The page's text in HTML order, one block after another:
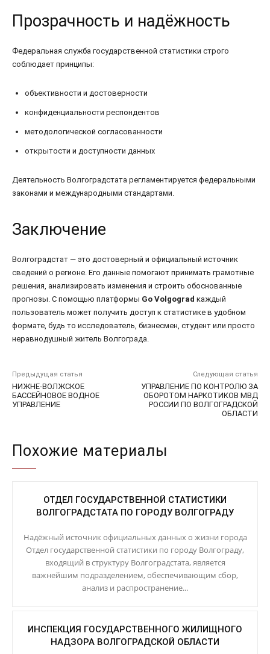
Прозрачность и надёжность
Федеральная служба государственной статистики строго
соблюдает принципы:
объективности и достоверности
конфиденциальности респондентов
методологической согласованности
открытости и доступности данных
Деятельность Волгоградстата регламентируется федеральными
законами и международными стандартами.
Заключение
Волгоградстат — это достоверный и официальный источник
сведений о регионе. Его данные помогают принимать грамотные
решения, анализировать изменения и строить обоснованные
прогнозы. С помощью платформы Go Volgograd каждый
пользователь может получить доступ к статистике в удобном
формате, будь то исследователь, бизнесмен, студент или просто
неравнодушный житель Волгограда.
Предыдущая статья
НИЖНЕ-ВОЛЖСКОЕ
БАССЕЙНОВОЕ ВОДНОЕ
УПРАВЛЕНИЕ
Следующая статья
УПРАВЛЕНИЕ ПО КОНТРОЛЮ ЗА
ОБОРОТОМ НАРКОТИКОВ МВД
РОССИИ ПО ВОЛГОГРАДСКОЙ
ОБЛАСТИ
Похожие материалы
ОТДЕЛ ГОСУДАРСТВЕННОЙ СТАТИСТИКИ
ВОЛГОГРАДСТАТА ПО ГОРОДУ ВОЛГОГРАДУ
Надёжный источник официальных данных о жизни города
Отдел государственной статистики по городу Волгограду,
входящий в структуру Волгоградстата, является
важнейшим подразделением, обеспечивающим сбор,
анализ и распространение...
ИНСПЕКЦИЯ ГОСУДАРСТВЕННОГО ЖИЛИЩНОГО
НАДЗОРА ВОЛГОГРАДСКОЙ ОБЛАСТИ